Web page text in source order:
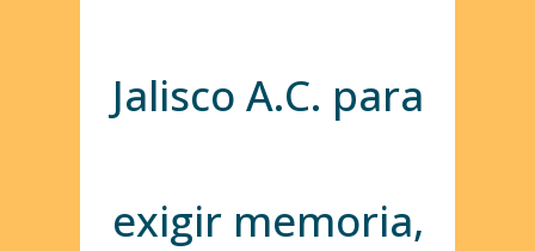
Jalisco A.C. para
exigir memoria,